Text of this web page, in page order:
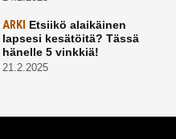
ARKI Etsiikö alaikäinen
lapsesi kesätöitä? Tässä
hänelle 5 vinkkiä!
21.2.2025